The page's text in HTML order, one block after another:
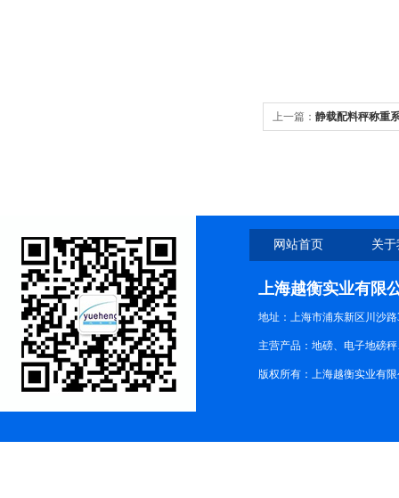
上一篇： 静载配料秤称重
网站首页 关
上海越衡实业有限
地址：上海市浦东新区川沙路
主营产品：地磅、电子地磅
版权所有：上海越衡实业有